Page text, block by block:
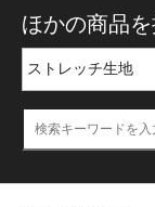
ほかの商品